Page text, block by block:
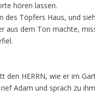
hören lassen.
des Töpfers Haus, und
aus dem Ton machte,
den HERRN, wie er im
Adam und sprach zu